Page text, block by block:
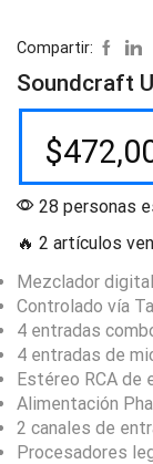
Compartir:
Soundcraft
$
28 personas
🔥 2 artículos
Mezclador
Controlado vía
4 entradas
4 entradas de
Estéreo RCA de
Alimentación
2 canales de
Procesadores